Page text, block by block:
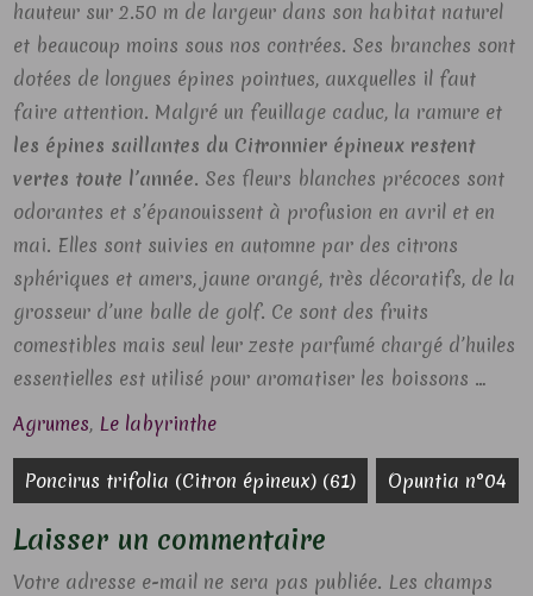
hauteur sur 2.50 m de largeur dans son habitat naturel
et beaucoup moins sous nos contrées. Ses branches sont
dotées de longues épines pointues, auxquelles il faut
faire attention. Malgré un feuillage caduc, la ramure et
les épines saillantes du Citronnier épineux restent
vertes toute l’année. Ses fleurs blanches précoces sont
odorantes et s’épanouissent à profusion en avril et en
mai. Elles sont suivies en automne par des citrons
sphériques et amers, jaune orangé, très décoratifs, de la
grosseur d’une balle de golf. Ce sont des fruits
comestibles mais seul leur zeste parfumé chargé d’huiles
essentielles est utilisé pour aromatiser les boissons …
Agrumes, Le labyrinthe
Navigation
de
l’article
Poncirus trifolia (Citron épineux) (61) Opuntia n°04
Laisser un commentaire
Votre adresse e-mail ne sera pas publiée. Les champs